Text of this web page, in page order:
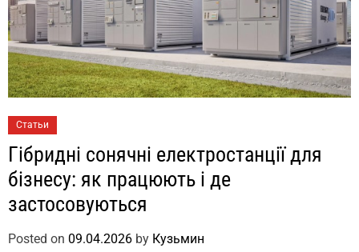
Статьи
Гібридні сонячні електростанції для
бізнесу: як працюють і де
застосовуються
Posted on 09.04.2026 by Кузьмин